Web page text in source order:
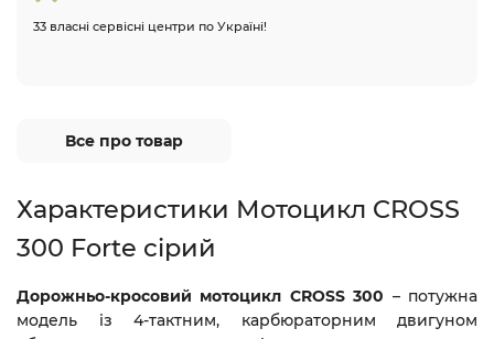
33 власні сервісні центри по Україні!
Все про товар
Характеристики Мотоцикл CROSS
300 Forte сірий
Дорожньо-кросовий мотоцикл CROSS 300 – потужна
модель із 4-тактним, карбюраторним двигуном